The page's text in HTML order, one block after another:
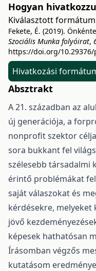
Hogyan
Kiválasztott
Fekete, É. (2019).
Szociális Munka folyóirat,
https://doi.org/
Hivatkozási
Absztrakt
A 21. században az
új generációja, a
nonprofit szektor
sora bukkant fel
szélesebb társadalmi
érintő problémákat
saját válaszokat és
kérdésekre,
jövő
képesek hathatósan
Írásomban végzős
kutatásom